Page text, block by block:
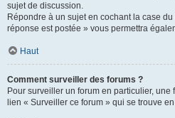
sujet de discussion.
Répondre à un sujet en cochant la case du
réponse est postée » vous permettra
Haut
Comment surveiller des forums ?
Pour surveiller un forum en particulier,
lien « Surveiller ce forum » qui se trouve